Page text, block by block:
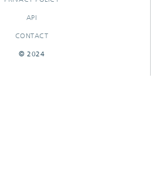
API
CONTACT
© 2024